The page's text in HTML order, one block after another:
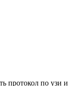
протокол по узи и